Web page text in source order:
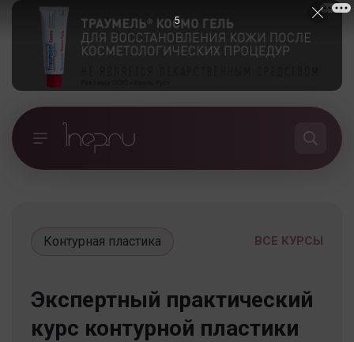
ВСЕ КУРСЫ
Контурная пластика
Экспертный практический
курс контурной пластики
5